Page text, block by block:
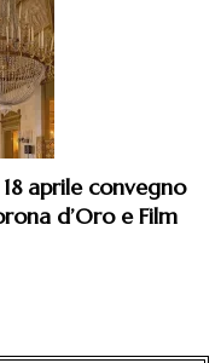
aprile convegno
d’Oro e Film